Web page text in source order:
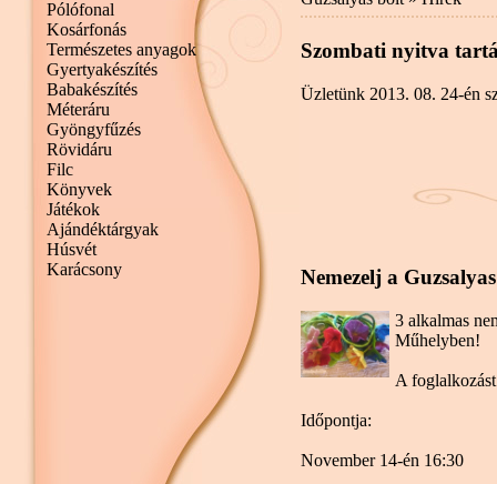
Szombati nyitva
Üzletünk 2013. 08. 24-én
Nemezelj a
3 alkalmas
Műhelyben!
A
Időpontja:
November 14-én 16:30
Pólófonal
Kosárfonás
Természetes anyagok
Gyertyakészítés
Babakészítés
Méteráru
Gyöngyfűzés
Rövidáru
Filc
Könyvek
Játékok
Ajándéktárgyak
Húsvét
Karácsony